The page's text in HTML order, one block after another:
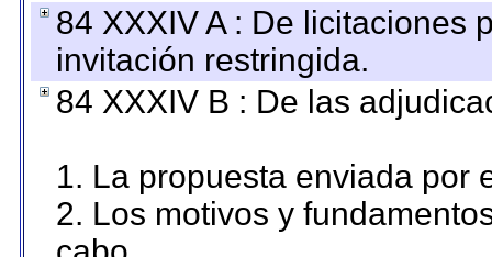
84 XXXIV A : De licitaciones
invitación restringida.
84 XXXIV B : De las
1. La propuesta enviada por
2. Los motivos y